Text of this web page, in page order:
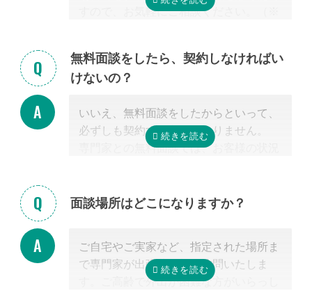
外となります。
も大切だと言えます。
なお自宅から離れた専門家をご紹介した
等まで出張費無料で訪問可能ですのでご
安心ください。
すので、お気軽にご相談ください。（※
無料面談をしたら、契約しなければい
けないの？
いいえ、無料面談をしたからといって、
必ずしも契約する必要はありません。
専門家との無料面談では、お客様の状況
提示させて頂きます。
こく営業するようなことはありませんの
でご安心ください。
面談場所はどこになりますか？
ご自宅やご実家など、指定された場所ま
で専門家が出張費無料で訪問いたしま
す。ご高齢で外出が困難な方がいらっし